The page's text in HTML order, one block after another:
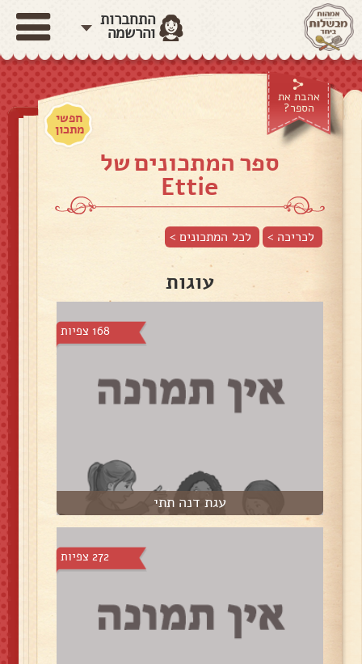
התחברות
והרשמה
אהבת את
הספר?
חפשי
מתכון
ספר המתכונים של
Ettie
לכריכה > לכל המתכונים >
עוגות
168 צפיות
עגת דנה תתי
272 צפיות